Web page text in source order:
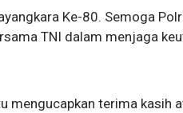
Ke-80. Semoga
TNI dalam menjaga
mengucapkan terima kasih